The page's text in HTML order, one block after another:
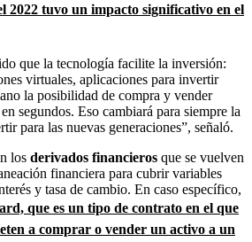
2022 tuvo un impacto significativo en el
que la tecnología facilite la inversión:
virtuales, aplicaciones para invertir
la posibilidad de compra y vender
segundos. Eso cambiará para siempre la
para las nuevas generaciones”, señaló.
los derivados financieros que se vuelven
financiera para cubrir variables
y tasa de cambio. En caso específico,
que es un tipo de contrato en el que
a comprar o vender un activo a un